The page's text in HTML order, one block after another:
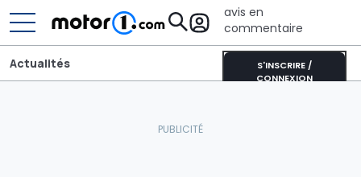
avis en
commentaire
S'INSCRIRE /
CONNEXION
Actualités